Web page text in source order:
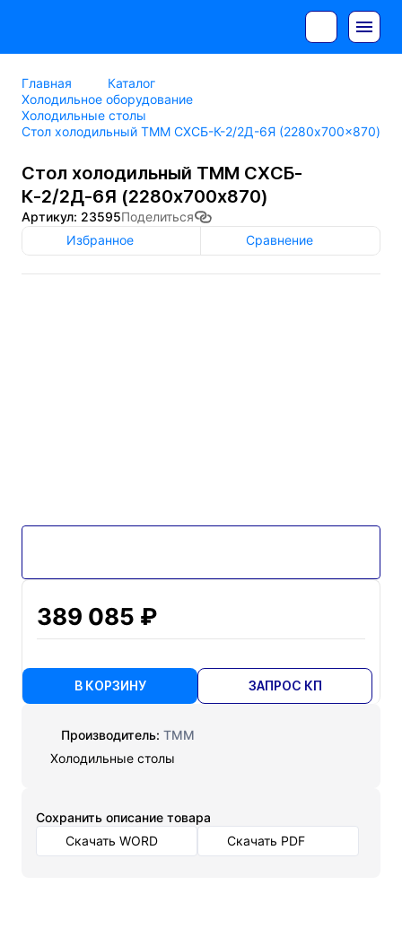
Главная
Каталог
Холодильное оборудование
Холодильные столы
Стол холодильный ТММ СХСБ-К-2/2Д-6Я (2280x700x870)
Стол холодильный ТММ СХСБ-
К-2/2Д-6Я (2280x700x870)
Артикул: 23595Поделиться
Избранное
Сравнение
389 085 ₽
В КОРЗИНУ ЗАПРОС КП
Производитель: ТММ
Холодильные столы
Cохранить описание товара
Скачать WORD
Скачать PDF